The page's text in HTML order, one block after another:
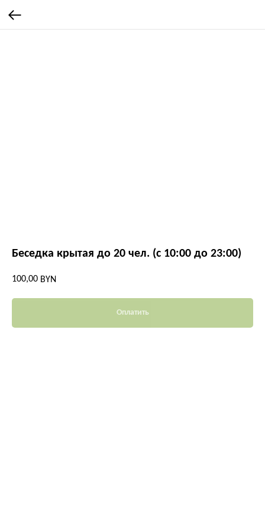
Беседка крытая до 20 чел. (с 10:00 до 23:00)
100,00 BYN
Оплатить